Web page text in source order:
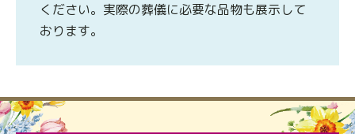
ください。実際の葬儀に必要な品物も展示して
おります。